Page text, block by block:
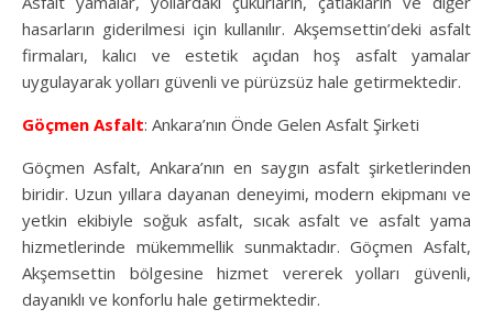
hasarların giderilmesi için kullanılır. Akşemsettin’deki asfalt
firmaları, kalıcı ve estetik açıdan hoş asfalt yamalar
uygulayarak yolları güvenli ve pürüzsüz hale getirmektedir.
Göçmen Asfalt: Ankara’nın Önde Gelen Asfalt Şirketi
Göçmen Asfalt, Ankara’nın en saygın asfalt şirketlerinden
biridir. Uzun yıllara dayanan deneyimi, modern ekipmanı ve
yetkin ekibiyle soğuk asfalt, sıcak asfalt ve asfalt yama
hizmetlerinde mükemmellik sunmaktadır. Göçmen Asfalt,
Akşemsettin bölgesine hizmet vererek yolları güvenli,
dayanıklı ve konforlu hale getirmektedir.